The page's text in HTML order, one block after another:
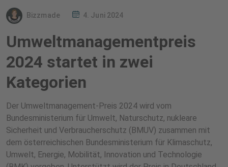
Bizzmade 4. Juni 2024
Umweltmanagementpreis
2024 startet in zwei
Kategorien
Der Umweltmanagement-Preis 2024 wird vom
Bundesministerium für Umwelt, Naturschutz, nukleare
Sicherheit und Verbraucherschutz (BMUV) zusammen mit
dem österreichischen Bundesministerium für Klimaschutz,
Umwelt, Energie, Mobilität, Innovation und Technologie